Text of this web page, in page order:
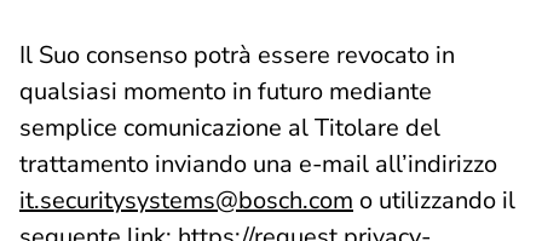
Il Suo consenso potrà essere revocato in
qualsiasi momento in futuro mediante
semplice comunicazione al Titolare del
trattamento inviando una e-mail all’indirizzo
it.securitysystems@bosch.com o utilizzando il